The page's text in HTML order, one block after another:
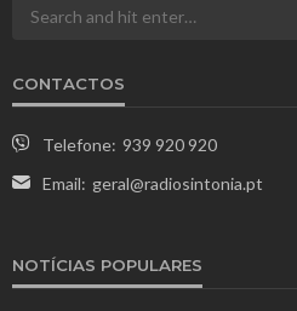
CONTACTOS
Telefone: 939 920 920
Email: geral@radiosintonia.pt
NOTÍCIAS POPULARES